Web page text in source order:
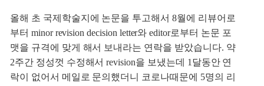
올해 초 국제학술지에 논문을 투고해서 8월에 리뷰어로
부터 minor revision decision letter와 editor로부터 논문 포
맷을 규격에 맞게 해서 보내라는 연락을 받았습니다. 약
2주간 정성껏 수정해서 revision을 보냈는데 1달동안 연
락이 없어서 메일로 문의했더니 코로나때문에 5명의 리